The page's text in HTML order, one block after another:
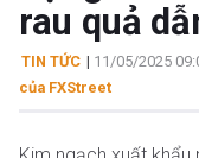
rau quả
TIN TỨC | 11/05/2025
của FXStreet